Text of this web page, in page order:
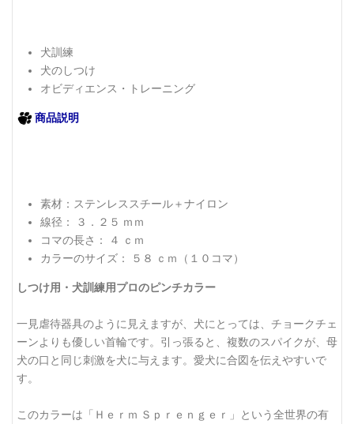
犬訓練
犬のしつけ
オビディエンス・トレーニング
商品説明
素材：ステンレススチール＋ナイロン
線径： ３．２５ ｍｍ
コマの長さ： ４ ｃｍ
カラーのサイズ： ５８ ｃｍ（１０コマ）
しつけ用・犬訓練用プロのピンチカラー
一見虐待器具のように見えますが、犬にとっては、チョークチェ
ーンよりも優しい首輪です。引っ張ると、複数のスパイクが、母
犬の口と同じ刺激を犬に与えます。愛犬に合図を伝えやすいで
す。
このカラーは「Ｈｅｒｍ Ｓｐｒｅｎｇｅｒ」という全世界の有